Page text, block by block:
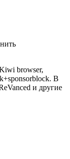
browser,
В
и другие